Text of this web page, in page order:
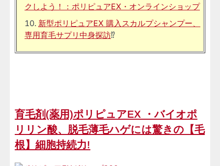
クしよう！：ポリピュアEX・オンラインショップ
新型ポリピュアEX 購入スカルプシャンプー、
専用育毛サプリ中身探訪⁉
育毛剤(薬用)ポリピュアEX ・バイオポ
リリン酸、脱毛薄毛ハゲには驚きの【毛
根】細胞持続力!